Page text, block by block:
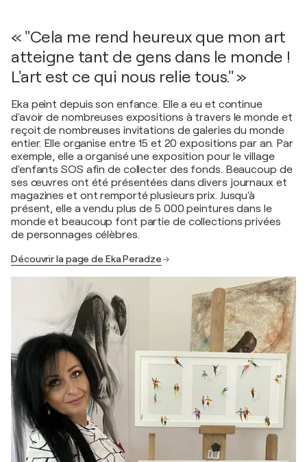
« "Cela me rend heureux que mon art
atteigne tant de gens dans le monde !
L'art est ce qui nous relie tous." »
Eka peint depuis son enfance. Elle a eu et continue
d'avoir de nombreuses expositions à travers le monde et
reçoit de nombreuses invitations de galeries du monde
entier. Elle organise entre 15 et 20 expositions par an. Par
exemple, elle a organisé une exposition pour le village
d'enfants SOS afin de collecter des fonds. Beaucoup de
ses œuvres ont été présentées dans divers journaux et
magazines et ont remporté plusieurs prix. Jusqu'à
présent, elle a vendu plus de 5 000 peintures dans le
monde et beaucoup font partie de collections privées
de personnages célèbres.
Découvrir la page de Eka Peradze